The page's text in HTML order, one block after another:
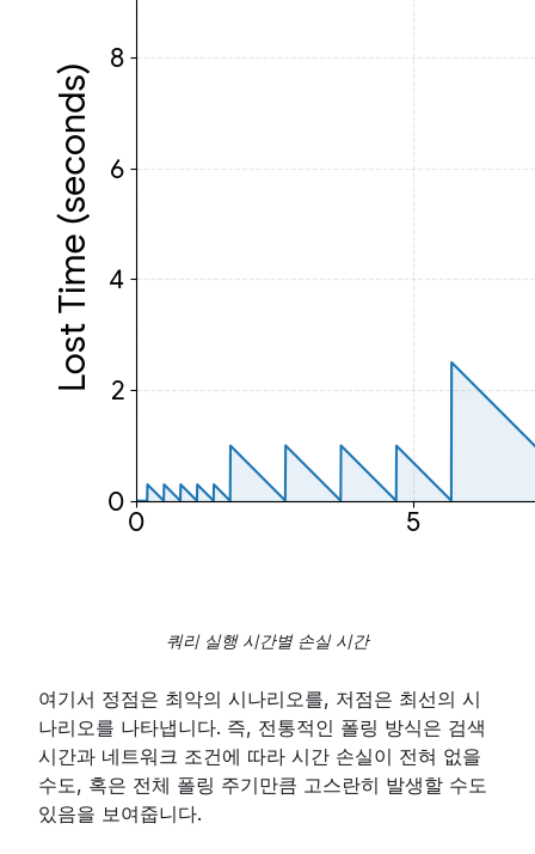
쿼리 실행 시간별 손실 시간
여기서 정점은 최악의 시나리오를, 저점은 최선의 시
나리오를 나타냅니다. 즉, 전통적인 폴링 방식은 검색
시간과 네트워크 조건에 따라 시간 손실이 전혀 없을
수도, 혹은 전체 폴링 주기만큼 고스란히 발생할 수도
있음을 보여줍니다.